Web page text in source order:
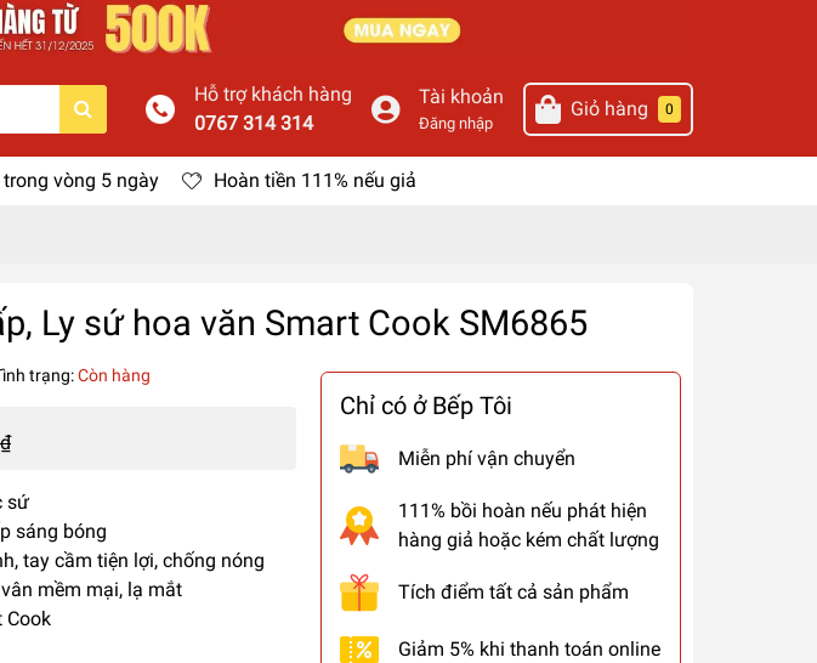
Hỗ trợ khách hàng
0767 314 314
Tài khoản
Đăng nhập
Giỏ hàng 0
vòng 5 ngày Hoàn tiền 111% nếu giả
Ly sứ hoa văn Smart Cook SM6865
trạng:Còn hàng
sứ
sáng bóng
tay cầm tiện lợi, chống nóng
mềm mại, lạ mắt
Cook
Chỉ có ở Bếp Tôi
Miễn phí vận chuyển
111% bồi hoàn nếu phát hiện
hàng giả hoặc kém chất lượng
Tích điểm tất cả sản phẩm
Giảm 5% khi thanh toán online